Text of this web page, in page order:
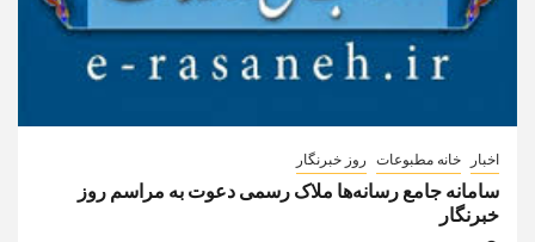
اخبار خانه مطبوعات روز خبرنگار
سامانه جامع رسانه‌ها ملاک رسمی دعوت به مراسم روز
خبرنگار